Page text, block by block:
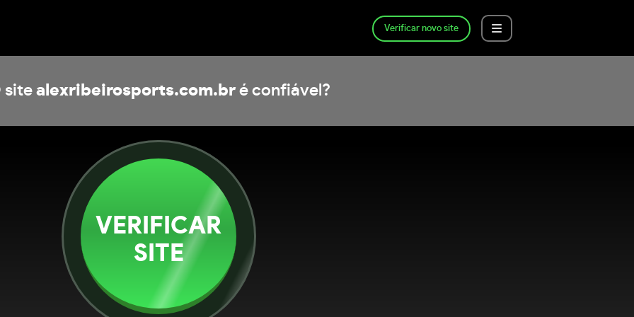
Verificar novo site
site alexribeirosports.com.bré confiável?
VERIFICAR
SITE